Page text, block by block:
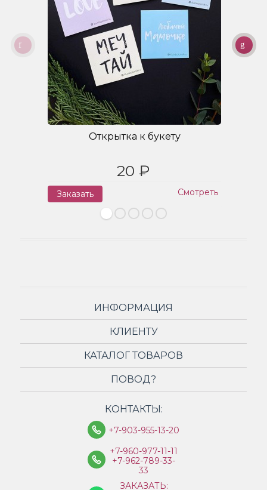
Открытка к букету
20 ₽
Заказать Смотреть
ИНФОРМАЦИЯ
КЛИЕНТУ
КАТАЛОГ ТОВАРОВ
ПОВОД?
КОНТАКТЫ:
+7-903-955-13-20
+7-960-977-11-11
+7-962-789-33-
33
ЗАКАЗАТЬ: